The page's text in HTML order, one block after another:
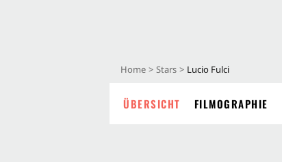
Home Stars Lucio Fulci
ÜBERSICHT FILMOGRAPHIE